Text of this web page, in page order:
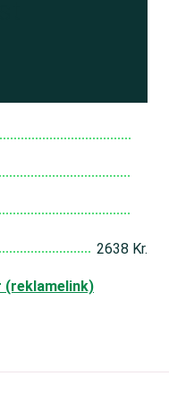
2638 Kr.
(reklamelink)